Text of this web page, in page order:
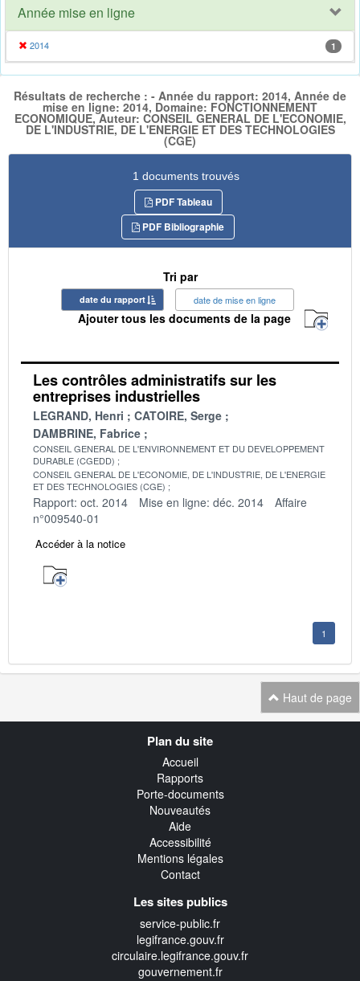
Année mise en ligne
2014 1
Résultats de recherche : - Année du rapport: 2014, Année de
mise en ligne: 2014, Domaine: FONCTIONNEMENT
ECONOMIQUE, Auteur: CONSEIL GENERAL DE L'ECONOMIE,
DE L'INDUSTRIE, DE L'ENERGIE ET DES TECHNOLOGIES
(CGE)
1 documents trouvés
PDF Tableau
PDF Bibliographie
Tri par
date du rapport date de mise en ligne
Ajouter tous les documents de la page
Les contrôles administratifs sur les
entreprises industrielles
LEGRAND, Henri
CATOIRE, Serge
DAMBRINE, Fabrice
CONSEIL GENERAL DE L'ENVIRONNEMENT ET DU DEVELOPPEMENT
DURABLE (CGEDD)
CONSEIL GENERAL DE L'ECONOMIE, DE L'INDUSTRIE, DE L'ENERGIE
ET DES TECHNOLOGIES (CGE)
Rapport: oct. 2014 Mise en ligne: déc. 2014
Affaire
n°009540-01
Accéder à la notice
1
Haut de page
Plan du site
Accueil
Rapports
Porte-documents
Nouveautés
Aide
Accessibilité
Mentions légales
Contact
Les sites publics
service-public.fr
legifrance.gouv.fr
circulaire.legifrance.gouv.fr
gouvernement.fr